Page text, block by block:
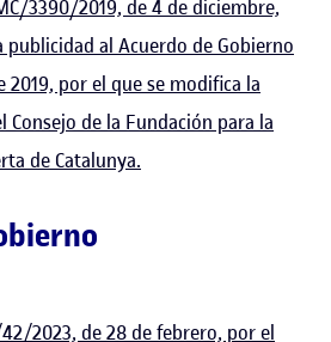
3390/2019, de 4 de diciembre,
publicidad al Acuerdo de Gobierno
2019, por el que se modifica la
Consejo de la Fundación para la
de Catalunya.
42/2023, de 28 de febrero, por el